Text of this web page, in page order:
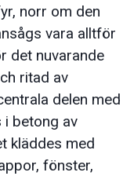
norr om den
vara alltför
det nuvarande
ritad av
delen med
betong av
kläddes med
fönster,